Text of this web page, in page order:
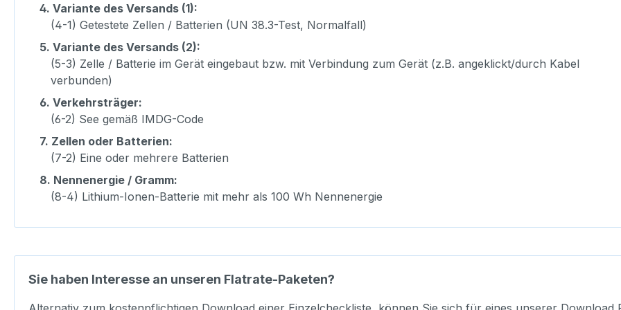
4. Variante des Versands (1):
(4-1) Getestete Zellen / Batterien (UN 38.3-Test, Normalfall)
5. Variante des Versands (2):
(5-3) Zelle / Batterie im Gerät eingebaut bzw. mit Verbindung zum Gerät (z.B. angeklickt/durch Kabel
verbunden)
6. Verkehrsträger:
(6-2) See gemäß IMDG-Code
7. Zellen oder Batterien:
(7-2) Eine oder mehrere Batterien
8. Nennenergie / Gramm:
(8-4) Lithium-Ionen-Batterie mit mehr als 100 Wh Nennenergie
Sie haben Interesse an unseren Flatrate-Paketen?